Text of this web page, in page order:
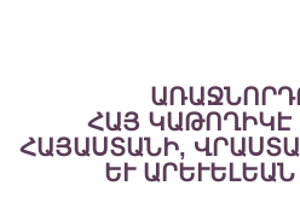
ՀԱՅ ԿԱԹՈՂԻԿԷ
ՀԱՅԱՍՏԱՆԻ,
ԵՒ